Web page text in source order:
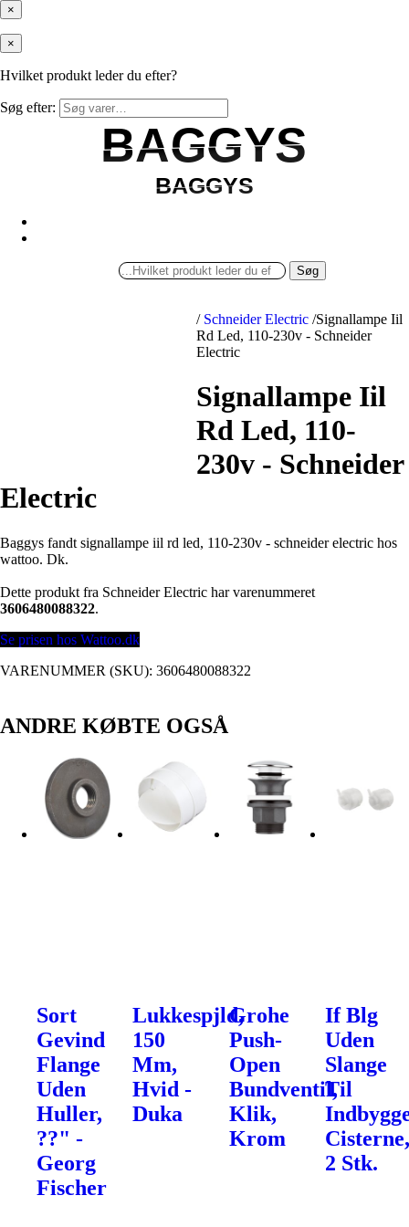
×
×
Hvilket produkt leder du efter?
Søg efter:
BAGGYS
BAGGYS
BAGGYS
BAGGYS
Søg
/ Schneider Electric /Signallampe Iil
Rd Led, 110-230v - Schneider
Electric
Signallampe Iil
Rd Led, 110-
230v - Schneider
Electric
Baggys fandt signallampe iil rd led, 110-230v - schneider electric hos
wattoo. Dk.
Dette produkt fra Schneider Electric har varenummeret
3606480088322.
Se prisen hos Wattoo.dk
VARENUMMER (SKU): 3606480088322
ANDRE KØBTE OGSÅ
Sort
Gevind
Flange
Uden
Huller,
??" -
Georg
Fischer
Lukkespjld,
150
Mm,
Hvid -
Duka
Grohe
Push-
Open
Bundventil,
Klik,
Krom
If Blg
Uden
Slange
Til
2 Stk.